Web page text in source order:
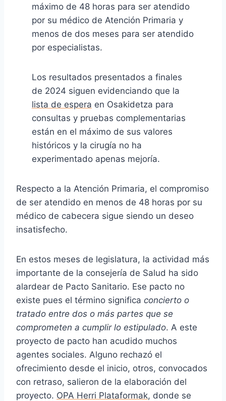
máximo de 48 horas para ser atendido
por su médico de Atención Primaria y
menos de dos meses para ser atendido
por especialistas.
Los resultados presentados a finales
de 2024 siguen evidenciando que la
lista de espera en Osakidetza para
consultas y pruebas complementarias
están en el máximo de sus valores
históricos y la cirugía no ha
experimentado apenas mejoría.
Respecto a la Atención Primaria, el compromiso
de ser atendido en menos de 48 horas por su
médico de cabecera sigue siendo un deseo
insatisfecho.
En estos meses de legislatura, la actividad más
importante de la consejería de Salud ha sido
alardear de Pacto Sanitario. Ese pacto no
existe pues el término significa concierto o
tratado entre dos o más partes que se
comprometen a cumplir lo estipulado. A este
proyecto de pacto han acudido muchos
agentes sociales. Alguno rechazó el
ofrecimiento desde el inicio, otros, convocados
con retraso, salieron de la elaboración del
proyecto. OPA Herri Plataformak, donde se